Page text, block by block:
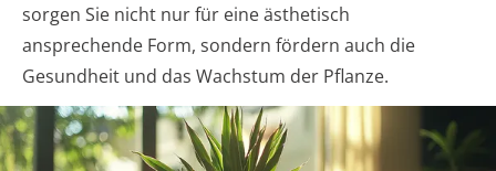
sorgen Sie nicht nur für eine ästhetisch
ansprechende Form, sondern fördern auch die
Gesundheit und das Wachstum der Pflanze.